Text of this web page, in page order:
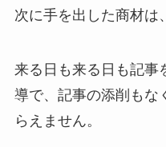
次に手を出した商材は、
来る日も来る日も記事
導で、記事の添削もな
らえません。